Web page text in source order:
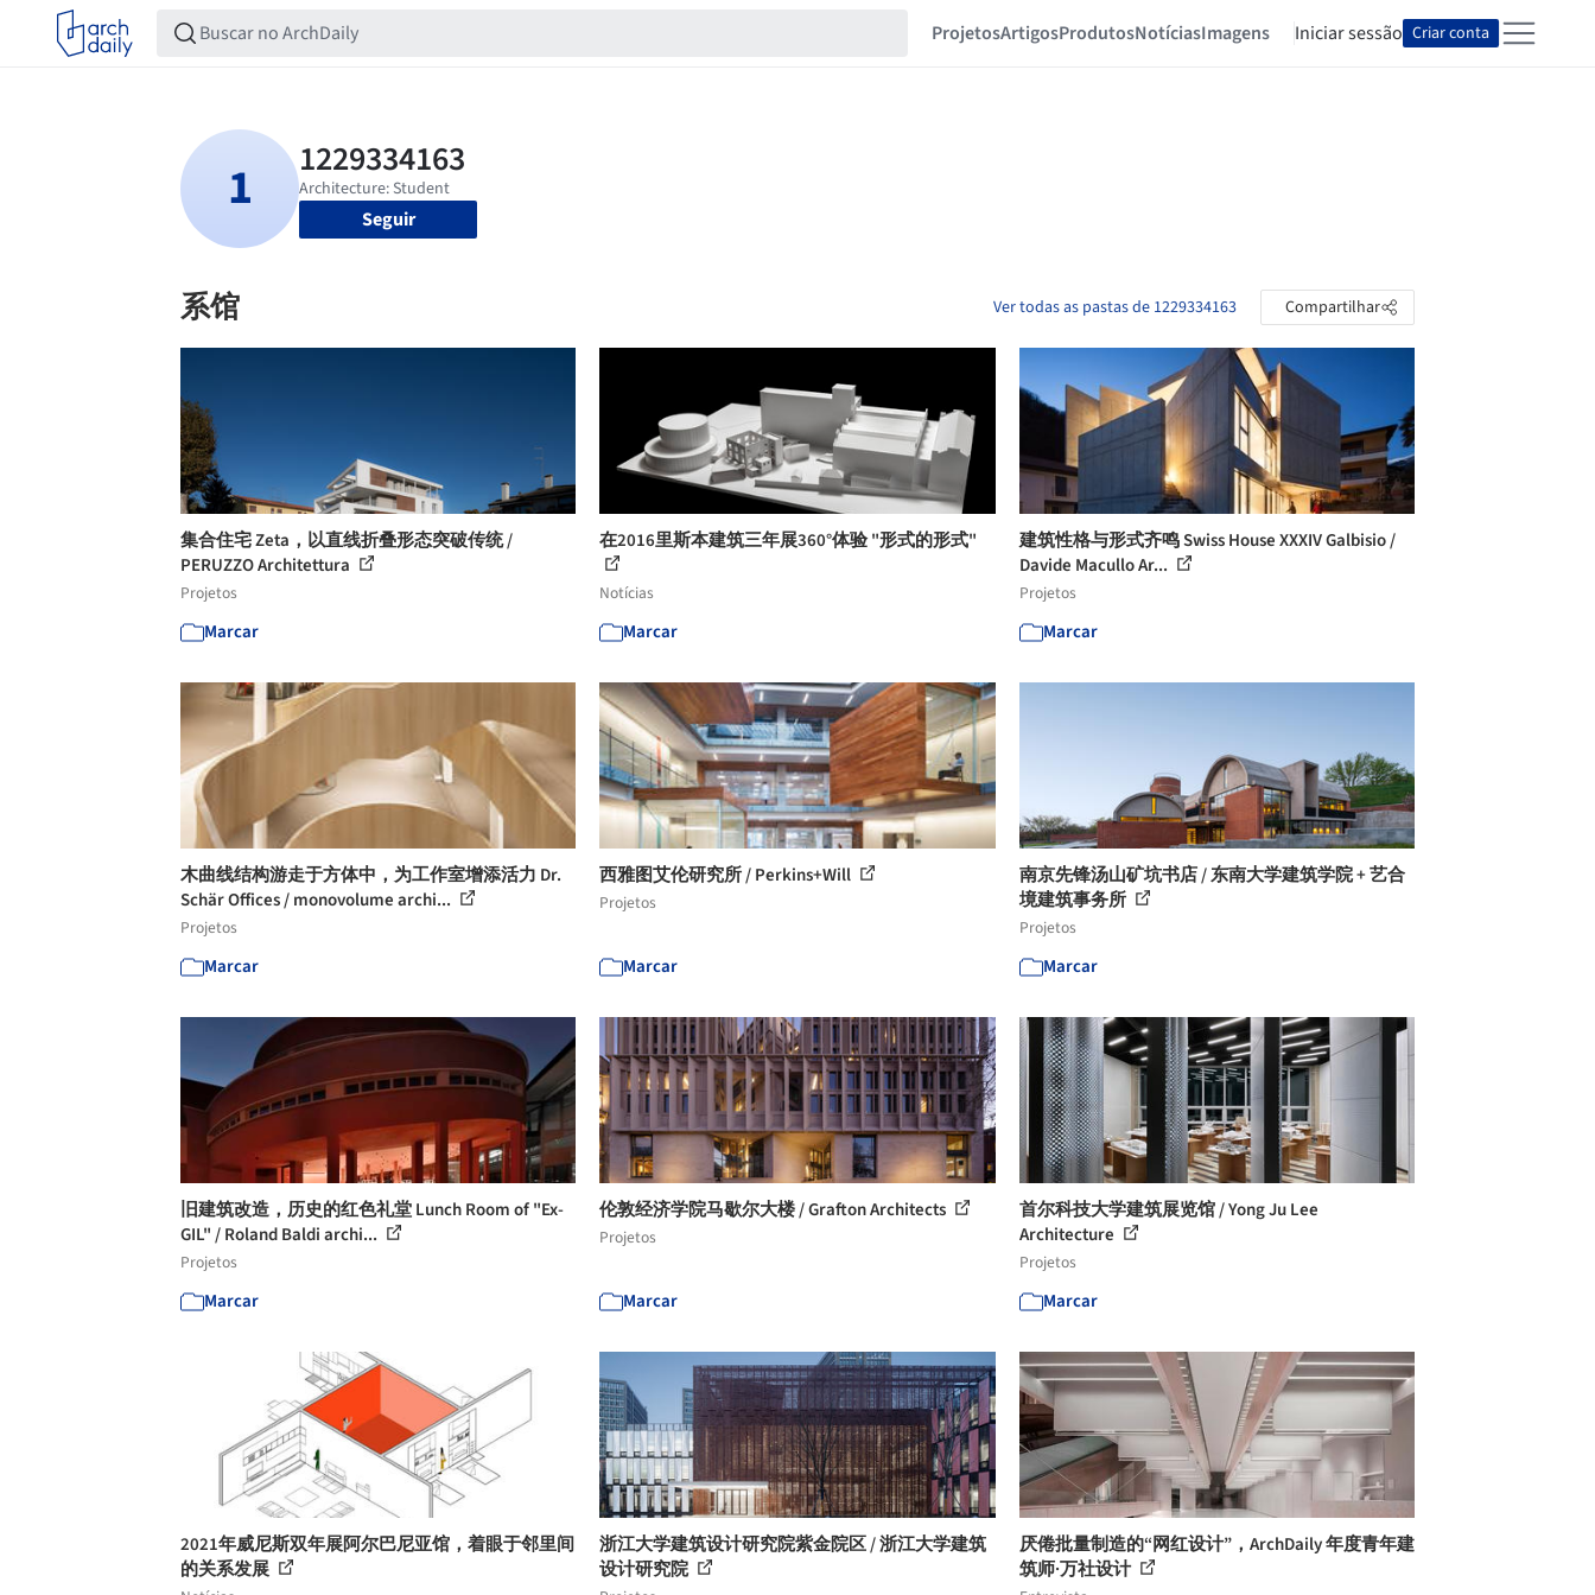
ProjetosArtigosProdutosNotíciasImagens Iniciar sessão Criar conta
Seguir
系馆 Ver todas as pastas de 1229334163 Compartilhar
集合住宅 Zeta，以直线折叠形态突破传统 /
PERUZZO Architettura
Projetos
Marcar
在2016里斯本建筑三年展360°体验 "形式的形式"
Notícias
Marcar
建筑性格与形式齐鸣 Swiss House XXXIV Galbisio /
Davide Macullo Ar...
Projetos
Marcar
木曲线结构游走于方体中，为工作室增添活力 Dr.
Schär Offices / monovolume archi...
Projetos
Marcar
西雅图艾伦研究所 / Perkins+Will
Projetos
Marcar
南京先锋汤山矿坑书店 / 东南大学建筑学院 + 艺合
境建筑事务所
Projetos
Marcar
旧建筑改造，历史的红色礼堂 Lunch Room of "Ex-
GIL" / Roland Baldi archi...
Projetos
Marcar
伦敦经济学院马歇尔大楼 / Grafton Architects
Projetos
Marcar
首尔科技大学建筑展览馆 / Yong Ju Lee
Architecture
Projetos
Marcar
2021年威尼斯双年展阿尔巴尼亚馆，着眼于邻里间
的关系发展
浙江大学建筑设计研究院紫金院区 / 浙江大学建筑
设计研究院
厌倦批量制造的“网红设计”，ArchDaily 年度青年建
筑师·万社设计